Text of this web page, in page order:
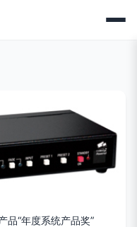
“年度系统产品奖”